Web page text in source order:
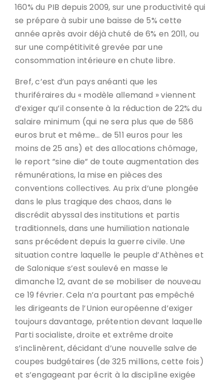
160% du PIB depuis 2009, sur une productivité qui
se prépare à subir une baisse de 5% cette
année après avoir déjà chuté de 6% en 2011, ou
sur une compétitivité grevée par une
consommation intérieure en chute libre.
Bref, c’est d’un pays anéanti que les
thuriféraires du « modèle allemand » viennent
d’exiger qu’il consente à la réduction de 22% du
salaire minimum (qui ne sera plus que de 586
euros brut et même… de 511 euros pour les
moins de 25 ans) et des allocations chômage,
le report ”sine die” de toute augmentation des
rémunérations, la mise en pièces des
conventions collectives. Au prix d’une plongée
dans le plus tragique des chaos, dans le
discrédit abyssal des institutions et partis
traditionnels, dans une humiliation nationale
sans précédent depuis la guerre civile. Une
situation contre laquelle le peuple d’Athènes et
de Salonique s’est soulevé en masse le
dimanche 12, avant de se mobiliser de nouveau
ce 19 février. Cela n’a pourtant pas empêché
les dirigeants de l’Union européenne d’exiger
toujours davantage, prétention devant laquelle
Parti socialiste, droite et extrême droite
s’inclinèrent, décidant d’une nouvelle salve de
coupes budgétaires (de 325 millions, cette fois)
et s’engageant par écrit à la discipline exigée